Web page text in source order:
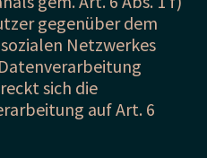
gegenüber dem
Netzwerkes
sich die
auf Art. 6